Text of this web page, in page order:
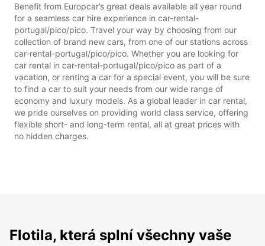
Benefit from Europcar’s great deals available all year round
for a seamless car hire experience in car-rental-
portugal/pico/pico. Travel your way by choosing from our
collection of brand new cars, from one of our stations across
car-rental-portugal/pico/pico. Whether you are looking for
car rental in car-rental-portugal/pico/pico as part of a
vacation, or renting a car for a special event, you will be sure
to find a car to suit your needs from our wide range of
economy and luxury models. As a global leader in car rental,
we pride ourselves on providing world class service, offering
flexible short- and long-term rental, all at great prices with
no hidden charges.
Flotila, která splní všechny vaše